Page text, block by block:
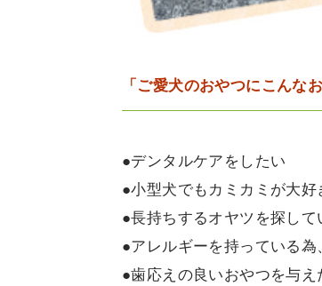
「ご愛犬のおやつにこんな
●デンタルケアをしたい
●小型犬でもカミカミが大好
●長持ちするオヤツを探して
●アレルギーを持っている
●歯応えの良いおやつを与え